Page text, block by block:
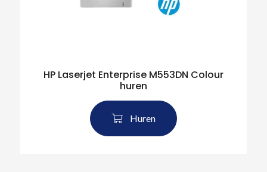
HP Laserjet Enterprise M553DN Colour
huren
Huren